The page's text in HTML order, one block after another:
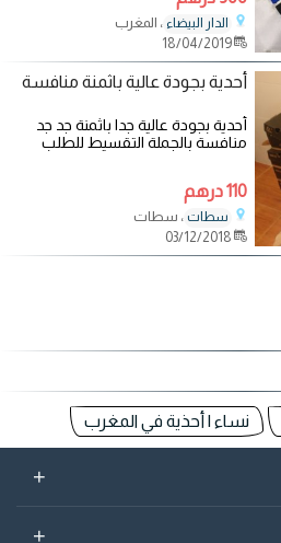
الدار البيضاء ، المغرب
18/04/2019
أحدية بجودة عالية باثمنة منافسة
أحدية بجودة عالية جدا باثمنة جد جد
منافسة بالجملة التقسيط للطلب
110 درهم
سطات ، سطات
نساء | أحذية في المغرب
+
+